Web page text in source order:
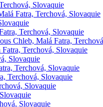
Slovaquie
Fatra, Terchová, Slovaquie
Terchová, Slovaquie
Chleb, Malá Fatra,
Terchová, Slovaquie
Slovaquie
Terchová, Slovaquie
Terchová, Slovaquie
Slovaquie
Slovaquie